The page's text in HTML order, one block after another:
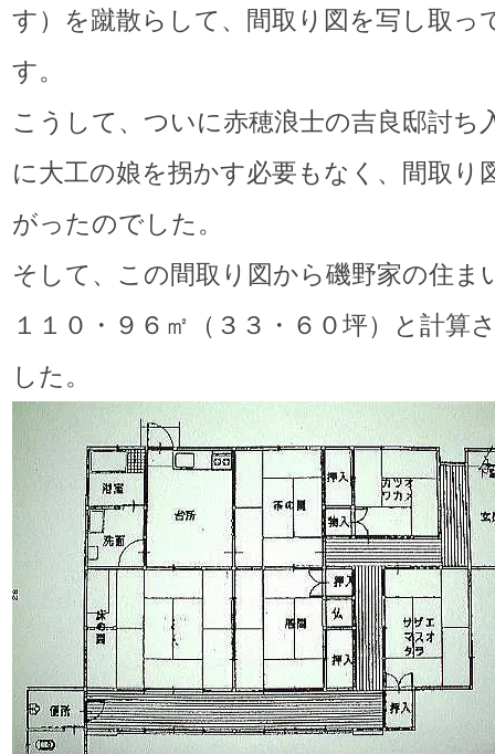
す）を蹴散らして、間取り図を写し取っ
す。
こうして、ついに赤穂浪士の吉良邸討ち
に大工の娘を拐かす必要もなく、間取り
がったのでした。
そして、この間取り図から磯野家の住ま
１１０・９６㎡（３３・６０坪）と計算
した。